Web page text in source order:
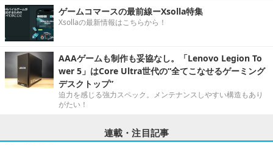
ゲームコマースの最前線ーXsolla特集
Xsollaの最新情報はこちらから！
AAAゲームも制作も妥協なし。「Lenovo Legion To
wer 5」はCore Ultra世代の“全てこなせるゲーミング
デスクトップ”
迫力を感じる強力スペック。メンテナンスしやすい構造もあり
がたい！
連載・注目記事